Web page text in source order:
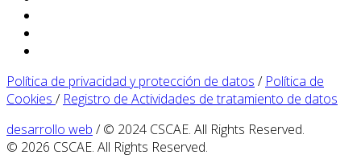
Política de privacidad y protección de datos / Política de
Cookies / Registro de Actividades de tratamiento de datos
desarrollo web / © 2024 CSCAE. All Rights Reserved.
© 2026 CSCAE. All Rights Reserved.